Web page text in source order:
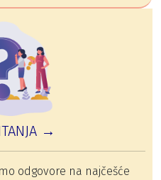
→
odgovore na najčešće